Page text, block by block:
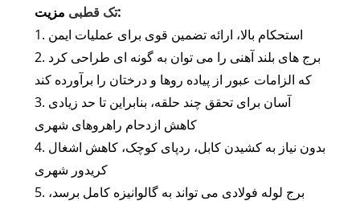
تک قطبیمزیت:
1. استحکام بالا، ارائه تضمین قوی برای عملیات ایمن
2. برج های بلند آهنی را می توان به گونه ای طراحی کرد
که الزامات عبور از پیاده روها و درختان را برآورده کند
3. آسان برای تحقق چند حلقه، بنابراین تا حد زیادی
کاهش ازدحام راهروهای شهری
4. بدون نیاز به کشیدن کابل، ردپای کوچک، کاهش اشغال
کریدور شهری
5. برج لوله فولادی می تواند به گالوانیزه کامل برسد،